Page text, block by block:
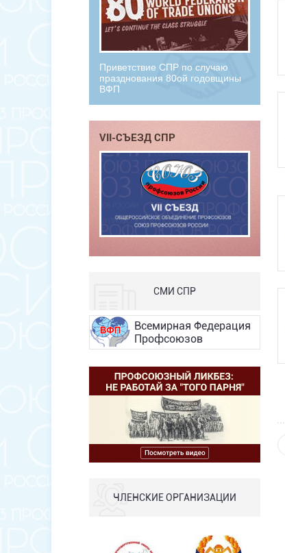
Приветствие СПР по случаю
празднования 80ой годовщины
ВФП
VII-СЪЕЗД СПР
СМИ СПР
Всемирная Федерация
Профсоюзов
ЧЛЕНСКИЕ ОРГАНИЗАЦИИ